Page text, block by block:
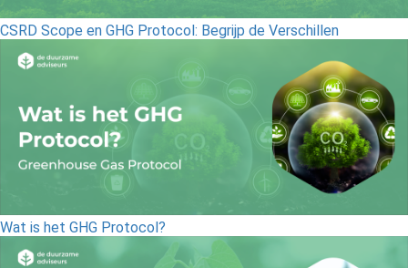
CSRD Scope en GHG Protocol: Begrijp de Verschillen
Wat is het GHG Protocol?